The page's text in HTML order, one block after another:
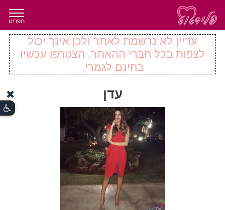
תפריט
עדיין לא נרשמת לאתר ולכן אינך יכול
לצפות בכל חברי ההאתר. הצטרפו עכשיו
בחינם לגמרי.
עדן